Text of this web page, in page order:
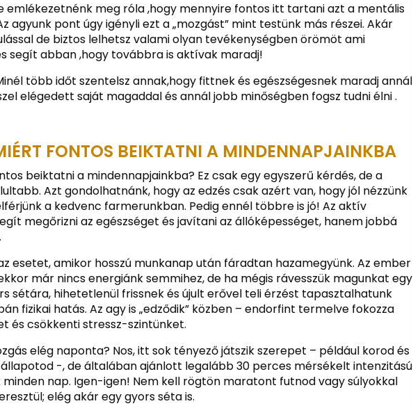
emlékezetnénk meg róla ,hogy mennyire fontos itt tartani azt a mentális
agyunk pont úgy igényli ezt a „mozgást” mint testünk más részei. Akár
de biztos lelhetsz valami olyan tevékenységben örömöt ami
segít abban ,hogy továbbra is aktívak maradj!
több időt szentelsz annak,hogy fittnek és egészségesnek maradj annál
elégedett saját magaddal és annál jobb minőségben fogsz tudni élni .
FONTOS BEIKTATNI A MINDENNAPJAINKBA
beiktatni a mindennapjainkba? Ez csak egy egyszerű kérdés, de a
Azt gondolhatnánk, hogy az edzés csak azért van, hogy jól nézzünk
a kedvenc farmerunkban. Pedig ennél többre is jó! Az aktív
megőrizni az egészséget és javítani az állóképességet, hanem jobbá
esetet, amikor hosszú munkanap után fáradtan hazamegyünk. Az ember
már nincs energiánk semmihez, de ha mégis rávesszük magunkat egy
sétára, hihetetlenül frissnek és újult erővel teli érzést tapasztalhatunk
fizikai hatás. Az agy is „edződik” közben – endorfint termelve fokozza
és csökkenti stressz-szintünket.
elég naponta? Nos, itt sok tényező játszik szerepet – például korod és
-, de általában ajánlott legalább 30 perces mérsékelt intenzitású
minden nap. Igen-igen! Nem kell rögtön maratont futnod vagy súlyokkal
elég akár egy gyors séta is.